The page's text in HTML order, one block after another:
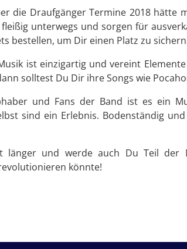
die Draufgänger Termine 2018 hätte
unterwegs und sorgen für
bestellen, um Dir einen Platz zu
ist einzigartig und vereint
solltest Du Dir ihre Songs wie
und Fans der Band ist es ein
sind ein Erlebnis. Bodenständig
länger und werde auch Du Teil der
könnte!